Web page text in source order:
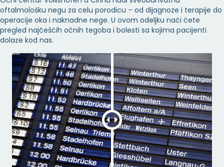
oftalmološku negu za celu porodicu – od dijagnoze i terapije do
operacije oka i naknadne nege. U ovom odeljku naći ćete
pregled najčešćih očnih tegoba i bolesti sa kojima pacijenti
dolaze kod nas.